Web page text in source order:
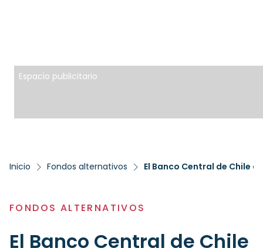
Espacio publicitario
Inicio Fondos alternativos
FONDOS ALTERNATIVOS
El Banco Central de Chile